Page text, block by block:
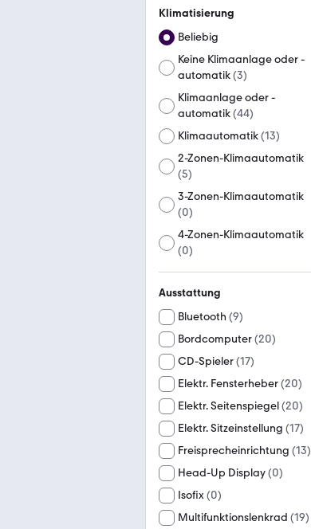
Klimatisierung
Beliebig
Keine Klimaanlage oder -
automatik(3)
Klimaanlage oder -
automatik(44)
Klimaautomatik(13)
2-Zonen-Klimaautomatik
(5)
3-Zonen-Klimaautomatik
(0)
4-Zonen-Klimaautomatik
(0)
Ausstattung
Bluetooth (9)
Bordcomputer(20)
CD-Spieler(17)
Elektr. Fensterheber(20)
Elektr. Seitenspiegel(20)
Elektr. Sitzeinstellung (17)
Freisprecheinrichtung (13)
Head-Up Display(0)
Isofix(0)
Multifunktionslenkrad (19)